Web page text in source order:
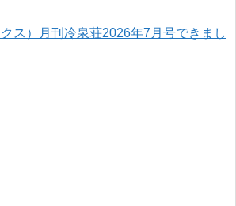
クス）月刊冷泉荘2026年7月号できまし